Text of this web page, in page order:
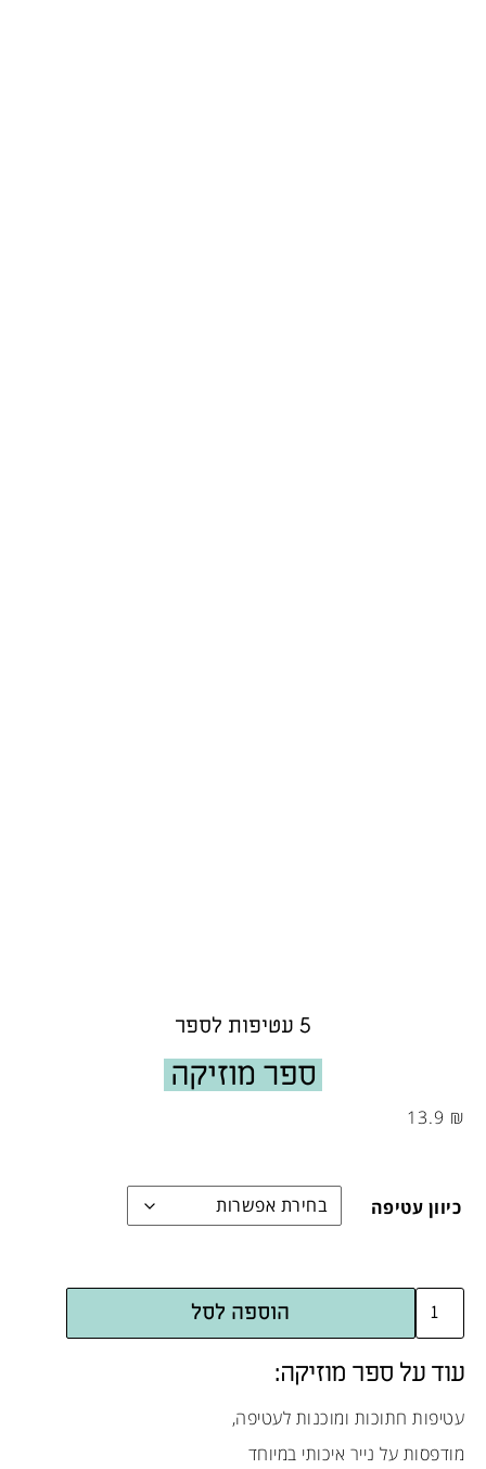
5 עטיפות לספר
ספר מוזיקה
₪
כיוון עטיפה
הוספה לסל
עוד על ספר מוזיקה:
עטיפות חתוכות ומוכנות לעטיפה,
מודפסות על נייר איכותי במיוחד